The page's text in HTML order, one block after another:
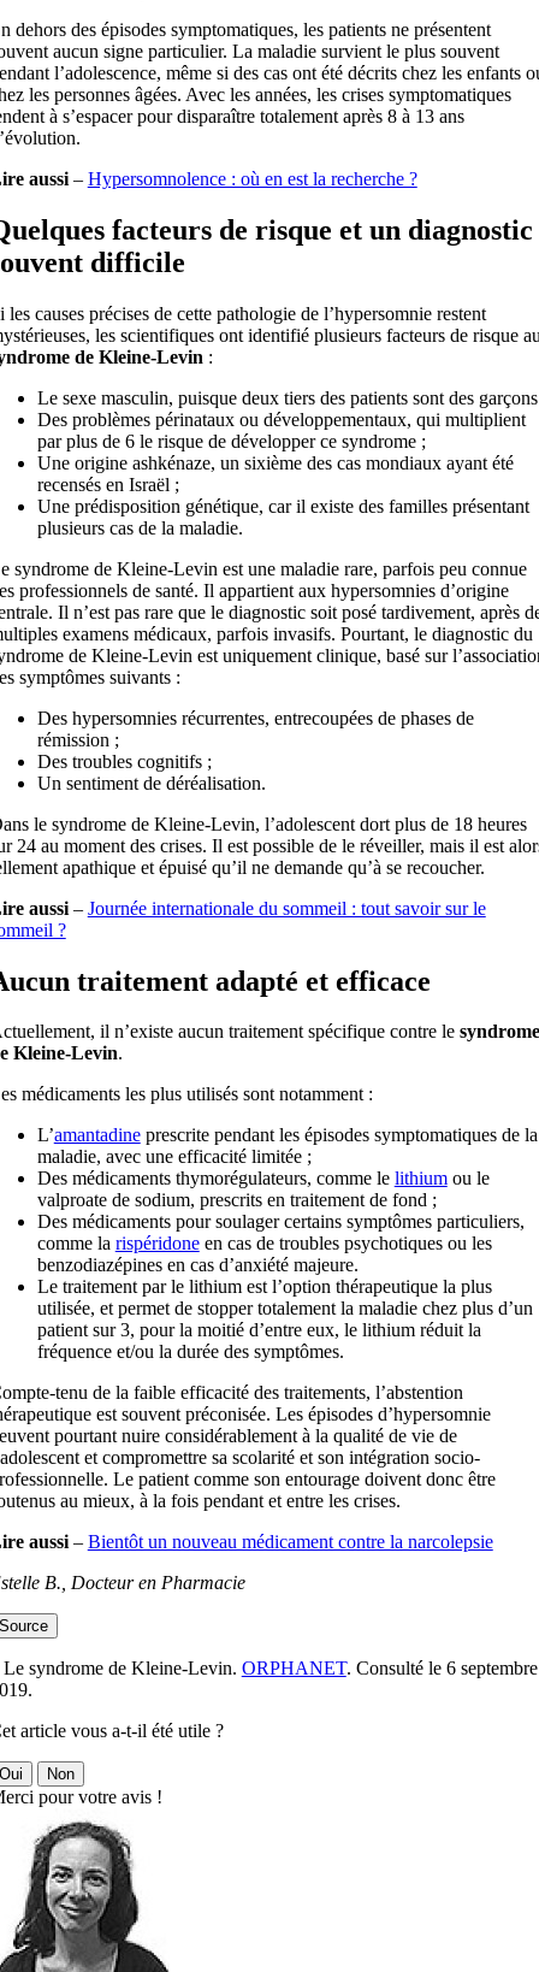
dehors des épisodes symptomatiques, les patients ne présentent
aucun signe particulier. La maladie survient le plus souvent
l’adolescence, même si des cas ont été décrits chez les enfants
les personnes âgées. Avec les années, les crises symptomatiques
à s’espacer pour disparaître totalement après 8 à 13 ans
aussi– Hypersomnolence : où en est la recherche ?
facteurs de risque et un diagnostic
difficile
les causes précises de cette pathologie de l’hypersomnie restent
les scientifiques ont identifié plusieurs facteurs de risque
de Kleine-Levin :
Le sexe masculin, puisque deux tiers des patients sont des
Des problèmes périnataux ou développementaux, qui multiplient
par plus de 6 le risque de développer ce syndrome ;
Une origine ashkénaze, un sixième des cas mondiaux ayant été
recensés en Israël ;
Une prédisposition génétique, car il existe des familles présentant
plusieurs cas de la maladie.
syndrome de Kleine-Levin est une maladie rare, parfois peu connue
professionnels de santé. Il appartient aux hypersomnies d’origine
Il n’est pas rare que le diagnostic soit posé tardivement, après
examens médicaux, parfois invasifs. Pourtant, le diagnostic du
de Kleine-Levin est uniquement clinique, basé sur
symptômes suivants :
Des hypersomnies récurrentes, entrecoupées de phases de
rémission ;
Des troubles cognitifs ;
Un sentiment de déréalisation.
le syndrome de Kleine-Levin, l’adolescent dort plus de 18 heures
24 au moment des crises. Il est possible de le réveiller, mais il est
apathique et épuisé qu’il ne demande qu’à se recoucher.
aussi– Journée internationale du sommeil : tout savoir sur le
?
traitement adapté et efficace
il n’existe aucun traitement spécifique contre le syndrome
Kleine-Levin.
médicaments les plus utilisés sont notamment :
L’amantadineprescrite pendant les épisodes symptomatiques de la
maladie, avec une efficacité limitée ;
Des médicaments thymorégulateurs, comme le lithiumou le
valproate de sodium, prescrits en traitement de fond ;
Des médicaments pour soulager certains symptômes particuliers,
comme la rispéridoneen cas de troubles psychotiques ou les
benzodiazépines en cas d’anxiété majeure.
Le traitement par le lithium est l’option thérapeutique la plus
utilisée, et permet de stopper totalement lamaladie chez plus d’un
patient sur 3, pour la moitié d’entre eux, le lithium réduit la
fréquence et/ou la durée des symptômes.
tenu de la faible efficacité des traitements, l’abstention
est souvent préconisée. Les épisodes d’hypersomnie
pourtant nuire considérablement à la qualité de vie de
et compromettre sa scolarité et son intégration socio-
Le patient comme son entourage doivent donc être
au mieux, à la fois pendant et entre les crises.
aussi– Bientôt un nouveau médicament contre la narcolepsie
B., Docteur en Pharmacie
Le syndrome de Kleine-Levin. ORPHANET. Consulté le 6 septembre
article vous a-t-il été utile ?
Non
pour votre avis !